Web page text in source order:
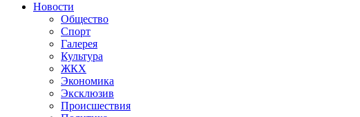
Новости
Общество
Спорт
Галерея
Культура
ЖКХ
Экономика
Эксклюзив
Проиcшествия